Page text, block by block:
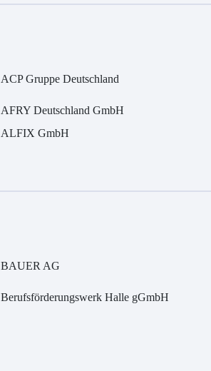
ACP Gruppe Deutschland
AFRY Deutschland GmbH
ALFIX GmbH
BAUER AG
Berufsförderungswerk Halle gGmbH